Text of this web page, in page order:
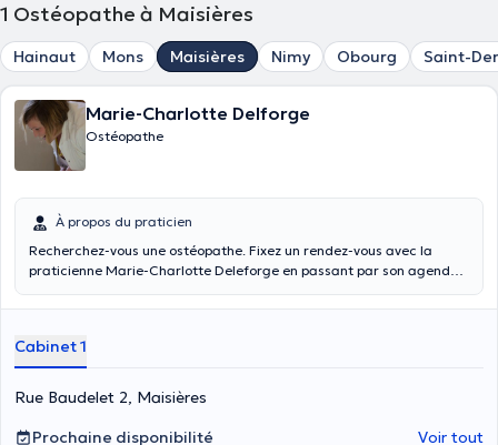
1 Ostéopathe à Maisières
Hainaut Mons Maisières Nimy Obourg Saint-
Marie-Charlotte Delforge
Ostéopathe
À propos du praticien
Recherchez-vous une ostéopathe. Fixez un rendez-vous avec la
praticienne Marie-Charlotte Deleforge en passant par son agenda
Maisière (rue Raudelet 2e. Elle donne ses soins aux enfants
femmes enceintes (durant la grossesse, consultation périnatale et
post-partum).
Cabinet 1
Rue Baudelet 2, Maisières
Prochaine disponibilité
Voir tout